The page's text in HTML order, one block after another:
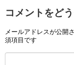
コメントをど
メールアドレスが公開
須項目です